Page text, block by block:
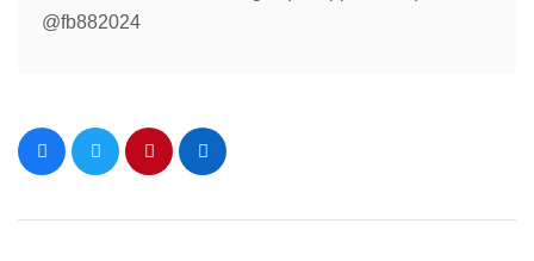
@fb882024